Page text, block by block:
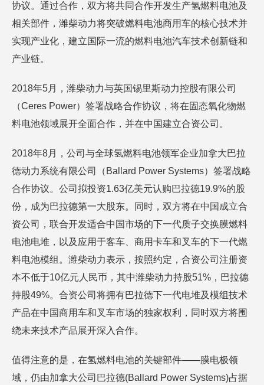
协议。通过合作，双方将共同合作开发生产氢燃料电池及
相关部件，潍柴动力将突破燃料电池商用车的核心技术并
实现产业化，建立国际一流的燃料电池汽车技术创新链和
产业链。
2018年5月，潍柴动力与英国锡里斯动力控股有限公司
（Ceres Power）签署战略合作协议，将在固态氧化物燃
料电池领域展开全面合作，并在中国建立合资公司。
2018年8月，公司与全球氢燃料电池领军企业加拿大巴拉
德动力系统有限公司（Ballard Power Systems）签署战略
合作协议。公司拟投资1.63亿美元认购巴拉德19.9%的股
份，成为巴拉德第一大股东。同时，双方将在中国成立合
资公司，联合开发适合中国市场的下一代质子交换膜燃料
电池电堆，以及应用于客车、商用卡车和叉车的下一代燃
料电池模组。潍柴动力表示，按照约定，合资公司注册资
本不低于10亿元人民币，其中潍柴动力持股51%，巴拉德
持股49%。合资公司将拥有巴拉德下一代电堆及模组技术
产品在中国商用车和叉车市场的独家权利，同时双方将围
绕未来技术产品展开深入合作。
值得注意的是，在氢燃料电池的关键部件——膜电极领
域，仍由加拿大公司巴拉德(Ballard Power Systems)占据